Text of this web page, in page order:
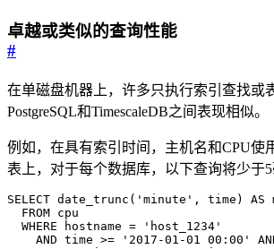
卓越或类似的查询性能
#
在单磁盘机器上，许多只执行索引查找或
PostgreSQL和TimescaleDB之间表现相似。
例如，在具有索引时间，主机名和CPU使
表上，对于每个数据库，以下查询将少于5